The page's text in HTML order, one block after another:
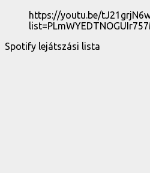
https://youtu.be/
Spotify lejátszási lista